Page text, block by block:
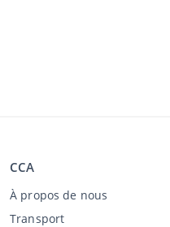
CCA
À propos de nous
Transport